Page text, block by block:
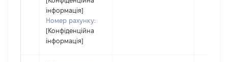
інформація]
Номер рахунку:
[Конфіденційна
інформація]